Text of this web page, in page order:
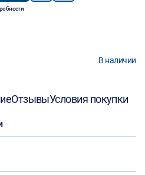
В наличии
ОтзывыУсловия покупки